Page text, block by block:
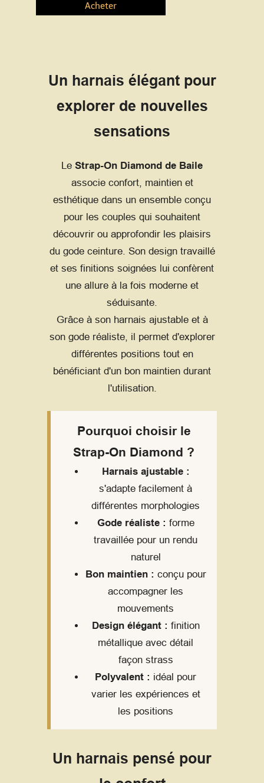
Acheter
Un harnais élégant pour
explorer de nouvelles
sensations
Le Strap-On Diamond de Baile
associe confort, maintien et
esthétique dans un ensemble conçu
pour les couples qui souhaitent
découvrir ou approfondir les plaisirs
du gode ceinture. Son design travaillé
et ses finitions soignées lui confèrent
une allure à la fois moderne et
séduisante.
Grâce à son harnais ajustable et à
son gode réaliste, il permet d'explorer
différentes positions tout en
bénéficiant d'un bon maintien durant
l'utilisation.
Pourquoi choisir le
Strap-On Diamond ?
Harnais ajustable :
s'adapte facilement à
différentes morphologies
Gode réaliste : forme
travaillée pour un rendu
naturel
Bon maintien : conçu pour
accompagner les
mouvements
Design élégant : finition
métallique avec détail
façon strass
Polyvalent : idéal pour
varier les expériences et
les positions
Un harnais pensé pour